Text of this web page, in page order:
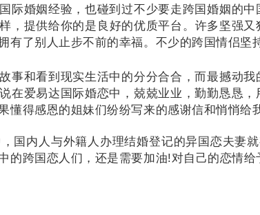
际婚姻经验，也碰到过不少要走跨国婚姻的
，提供给你的是良好的优质平台。 许多坚强又
有了别人止步不前的幸福。 不少的跨国情侣坚
事和看到现实生活中的分分合合，而最撼动
在爱易达 国际婚恋中，兢兢业业，勤勤恳恳
懂得感恩的姐妹们纷纷写来的感谢信和悄悄
国内人与外籍人办理结婚登记的异国恋夫妻
的跨国恋人们，还是需要加油!对自己的恋情给